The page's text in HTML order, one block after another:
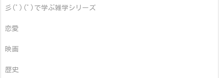
彡(ﾟ)(ﾟ)で学ぶ雑学シリーズ
恋愛
映画
歴史